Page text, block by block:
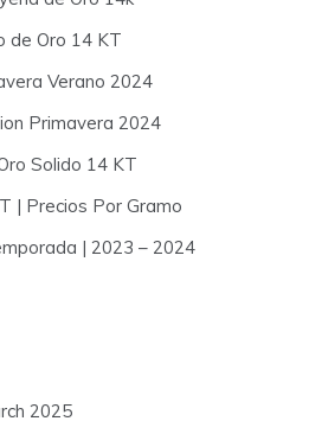
de Oro 14 KT
Verano 2024
Primavera 2024
Solido 14 KT
| Precios Por Gramo
| 2023 – 2024
2025